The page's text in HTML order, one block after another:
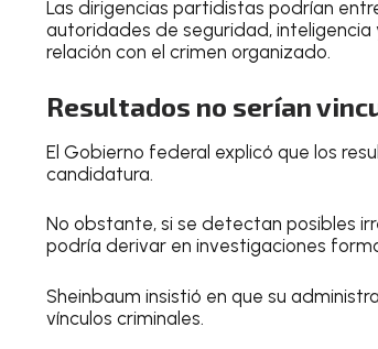
Las dirigencias partidistas podrían
autoridades de seguridad, inteligencia
relación con el crimen organizado.
Resultados no serían
El Gobierno federal explicó que los
candidatura.
No obstante, si se detectan posibles
podría derivar en investigaciones
Sheinbaum insistió en que su
vínculos criminales.